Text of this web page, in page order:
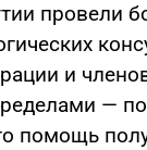
провели
и
—
помощь